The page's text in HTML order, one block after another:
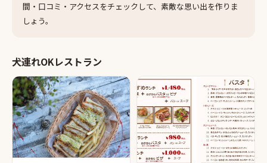
間・口コミ・アクセスをチェックして、素敵な思い出を作りま
しょう。
犬連れOKレストラン